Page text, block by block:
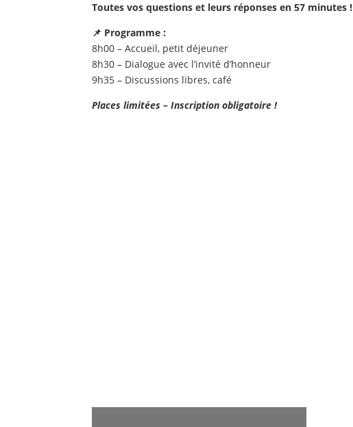
Toutes vos questions et leurs réponses en 57 minutes !
📌 Programme :
8h00 – Accueil, petit déjeuner
8h30 – Dialogue avec l’invité d’honneur
9h35 – Discussions libres, café
Places limitées – Inscription obligatoire !